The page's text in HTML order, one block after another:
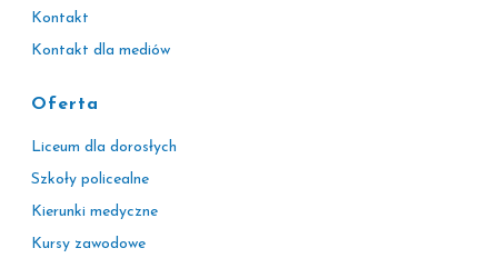
Kontakt
Kontakt dla mediów
Oferta
Liceum dla dorosłych
Szkoły policealne
Kierunki medyczne
Kursy zawodowe